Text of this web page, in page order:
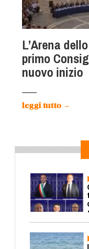
L’Arena
primo
nuovo inizio
leggi tutto →